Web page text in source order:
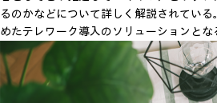
るのかなどについて詳しく解説されてい
めたテレワーク導入のソリューションとな